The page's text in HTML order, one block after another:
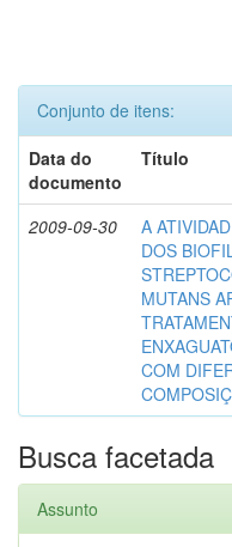
Conjunto de itens:
Data do
documento
Título
2009-09-30
A
DOS
MUTANS
COM
Busca facetada
Assunto